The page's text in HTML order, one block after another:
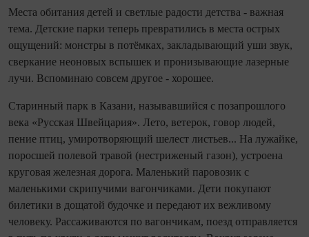
Места обитания детей и светлые радости детства - важная
тема. Детские парки теперь превратились в места острых
ощущений: монстры в потёмках, закладывающий уши звук,
сверкание неоновых вспышек и пронизывающие лазерные
лучи. Вспоминаю совсем другое - хорошее.
Старинный парк в Казани, называвшийся с позапрошлого
века «Русская Швейцария». Лето, ветерок, говор людей,
пение птиц, умиротворяющий шелест листьев... На лужайке,
поросшей полевой травой (нестриженый газон), устроена
круговая железная дорога. Маленький паровозик с
маленькими скрипучими вагончиками. Дети покупают
билетики в дощатой будочке и передают их вежливому
человеку. Рассаживаются по вагончикам, поезд отправляется